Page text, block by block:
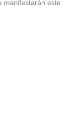
manifestarán este